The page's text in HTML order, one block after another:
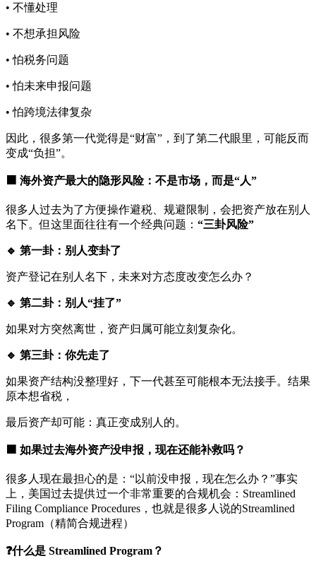
• 不懂处理
• 不想承担风险
• 怕税务问题
• 怕未来申报问题
• 怕跨境法律复杂
因此，很多第一代觉得是“财富”，到了第二代眼里，可能反而
变成“负担”。
🟧 海外资产最大的隐形风险：不是市场，而是“人”
很多人过去为了方便操作避税、规避限制，会把资产放在别人
名下。但这里面往往有一个经典问题： “三卦风险”
🔹 第一卦：别人变卦了
资产登记在别人名下，未来对方态度改变怎么办？
🔹 第二卦：别人“挂了”
如果对方突然离世，资产归属可能立刻复杂化。
🔹 第三卦：你先走了
如果资产结构没整理好，下一代甚至可能根本无法接手。结果
原本想省税，
最后资产却可能：真正变成别人的。
🟪 如果过去海外资产没申报，现在还能补救吗？
很多人现在最担心的是：“以前没申报，现在怎么办？”事实
上，美国过去提供过一个非常重要的合规机会：Streamlined
Filing Compliance Procedures，也就是很多人说的Streamlined
Program（精简合规进程）
❓什么是 Streamlined Program？